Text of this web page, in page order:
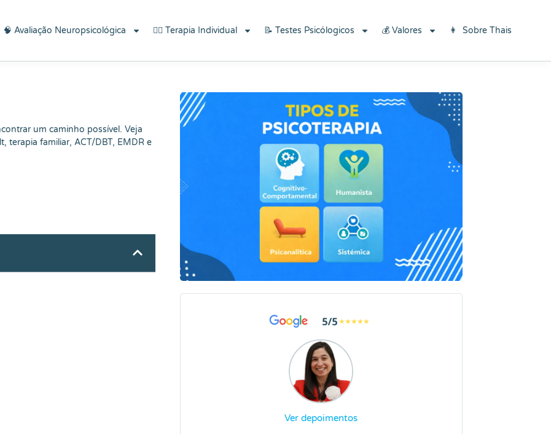
do Bem-estar"! Baixe aqui ×
🧠 Avaliação Neuropsicológica 👨‍⚕️ Terapia Individual 📝 Testes Psicólogicos 💰 Valores 👩 Sobre Thais
um caminho possível. Veja
terapia familiar, ACT/DBT, EMDR e
Ver depoimentos